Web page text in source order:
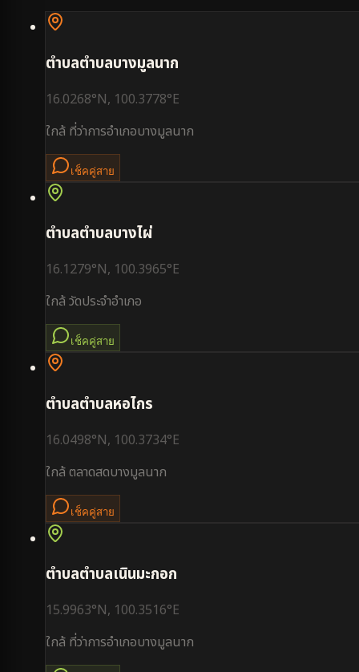
ตำบลตำบลบางมูลนาก
16.0268°N, 100.3778°E
ใกล้ ที่ว่าการอำเภอบางมูลนาก
เช็คคู่สาย
ตำบลตำบลบางไผ่
16.1279°N, 100.3965°E
ใกล้วัดประจำอำเภอ
เช็คคู่สาย
ตำบลตำบลหอไกร
16.0498°N, 100.3734°E
ใกล้ตลาดสดบางมูลนาก
เช็คคู่สาย
ตำบลตำบลเนินมะกอก
15.9963°N, 100.3516°E
ใกล้ ที่ว่าการอำเภอบางมูลนาก